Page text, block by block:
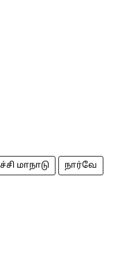
மாநாடு நார்வே